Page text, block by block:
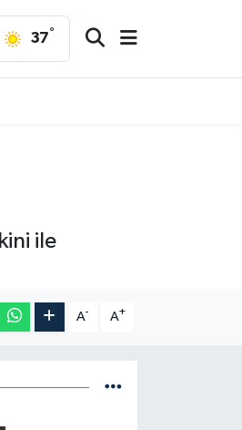
37°
ile
A- A+